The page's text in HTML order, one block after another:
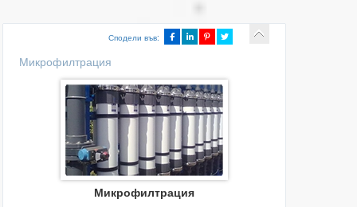
Сподели във:
Микрофилтрация
Микрофилтрация